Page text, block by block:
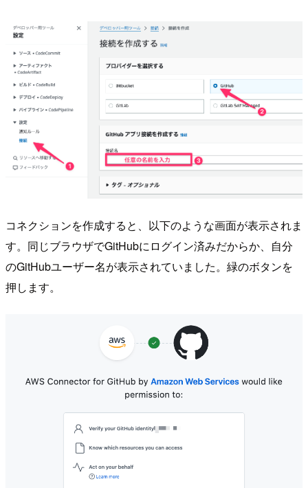
コネクションを作成すると、以下のような画面が表示されま
す。同じブラウザでGitHubにログイン済みだからか、自分
のGitHubユーザー名が表示されていました。緑のボタンを
押します。